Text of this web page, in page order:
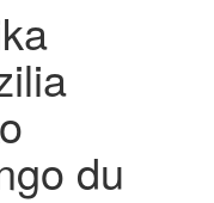
du